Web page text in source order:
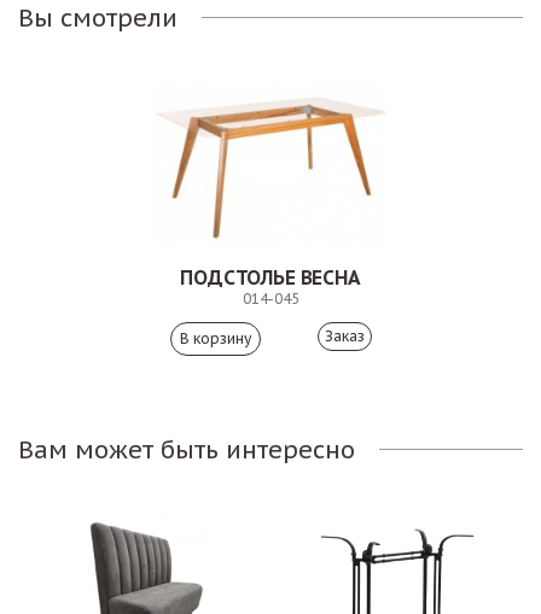
Вы смотрели
ПОДСТОЛЬЕ ВЕСНА
014-045
Заказ
Вам может быть интересно